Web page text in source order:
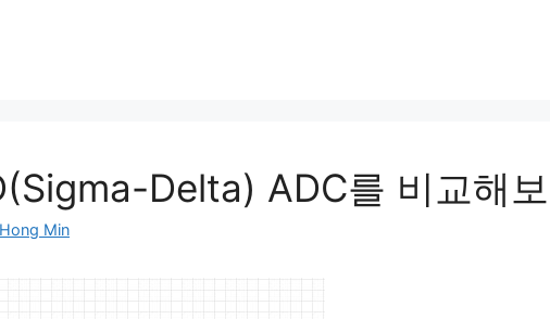
Delta) ADC를 비교해
Min